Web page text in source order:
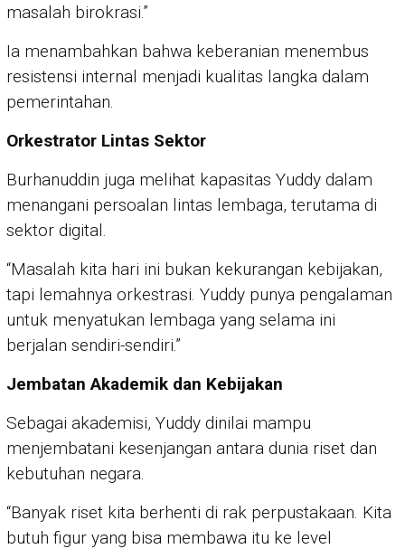
masalah birokrasi.”
Ia menambahkan bahwa keberanian menembus
resistensi internal menjadi kualitas langka dalam
pemerintahan.
Orkestrator Lintas Sektor
Burhanuddin juga melihat kapasitas Yuddy dalam
menangani persoalan lintas lembaga, terutama di
sektor digital.
“Masalah kita hari ini bukan kekurangan kebijakan,
tapi lemahnya orkestrasi. Yuddy punya pengalaman
untuk menyatukan lembaga yang selama ini
berjalan sendiri-sendiri.”
Jembatan Akademik dan Kebijakan
Sebagai akademisi, Yuddy dinilai mampu
menjembatani kesenjangan antara dunia riset dan
kebutuhan negara.
“Banyak riset kita berhenti di rak perpustakaan. Kita
butuh figur yang bisa membawa itu ke level